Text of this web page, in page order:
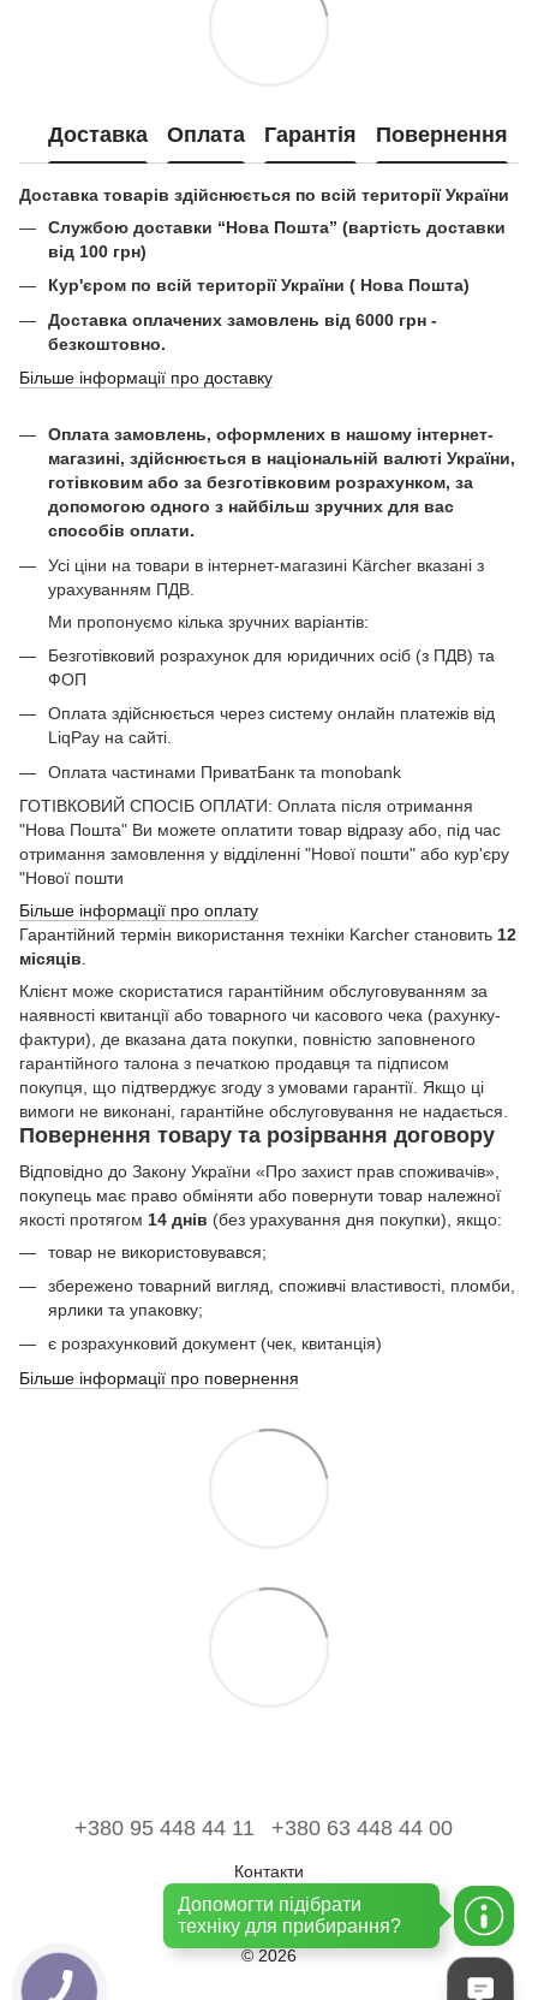
Доставка Оплата Гарантія Повернення
Доставка товарів здійснюється по всій території України
Службою доставки “Нова Пошта” (вартість доставки
від 100 грн)
Кур'єром по всій території України ( Нова Пошта)
Доставка оплачених замовлень від 6000 грн -
безкоштовно.
Більше інформації про доставку
Оплата замовлень, оформлених в нашому інтернет-
магазині, здійснюється в національній валюті України,
готівковим або за безготівковим розрахунком, за
допомогою одного з найбільш зручних для вас
способів оплати.
Усі ціни на товари в інтернет-магазині Kärcher вказані з
урахуванням ПДВ.
Ми пропонуємо кілька зручних варіантів:
Безготівковий розрахунок для юридичних осіб (з ПДВ) та
ФОП
Оплата здійснюється через систему онлайн платежів від
LiqPay на сайті.
Оплата частинами ПриватБанк та monobank
ГОТІВКОВИЙ СПОСІБ ОПЛАТИ: Оплата після отримання
"Нова Пошта" Ви можете оплатити товар відразу або, під час
отримання замовлення у відділенні "Нової пошти" або кур'єру
"Нової пошти
Більше інформації про оплату
Гарантійний термін використання техніки Karcher становить 12
місяців
Клієнт може скористатися гарантійним обслуговуванням за
наявності квитанції або товарного чи касового чека (рахунку-
фактури), де вказана дата покупки, повністю заповненого
гарантійного талона з печаткою продавця та підписом
покупця, що підтверджує згоду з умовами гарантії. Якщо ці
вимоги не виконані, гарантійне обслуговування не надається.
Повернення товару та розірвання договору
Відповідно до Закону України «Про захист прав споживачів»,
покупець має право обміняти або повернути товар належної
якості протягом 14 днів (без урахування дня покупки), якщо:
товар не використовувався;
збережено товарний вигляд, споживчі властивості, пломби,
ярлики та упаковку;
є розрахунковий документ (чек, квитанція)
Більше інформації про повернення
+380 95 448 44 11 +380 63 448 44 00
Контакти
Повна версія сайту
© 2026
Допомогти підібрати
техніку для прибирання?